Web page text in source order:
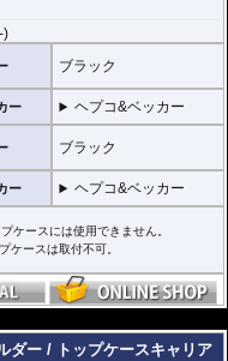
フラットな簡易キャリアとなり
た荷物を載せる場合に便利で
り外せばフラットな簡易キャ
合にお勧め。
。
だ状態、Alurackは位置決めガ
)
ブラック
ー ヘプコ&ベッカー
ブラック
ー ヘプコ&ベッカー
ケースには使用できません。
ケースは取付不可。
ダー / トップケースキャリア